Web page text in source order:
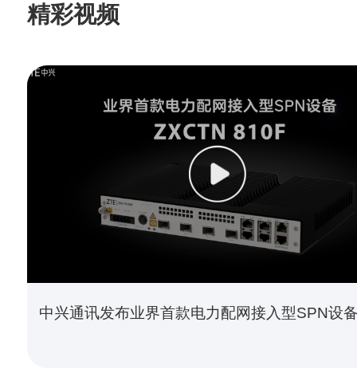
精彩视频
中兴通讯发布业界首款电力配网接入型SPN设